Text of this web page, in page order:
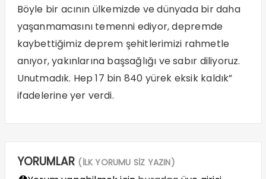
Böyle bir acının ülkemizde ve dünyada bir daha
yaşanmamasını temenni ediyor, depremde
kaybettiğimiz deprem şehitlerimizi rahmetle
anıyor, yakınlarına başsağlığı ve sabır diliyoruz.
Unutmadık. Hep 17 bin 840 yürek eksik kaldık”
ifadelerine yer verdi.
YORUMLAR (İLK YORUMU SİZ YAZIN)